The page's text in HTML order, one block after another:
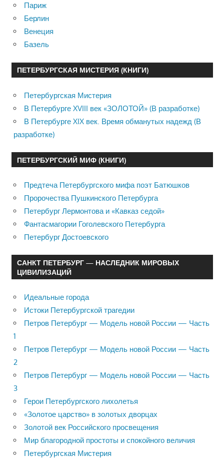
Париж
Берлин
Венеция
Базель
ПЕТЕРБУРГСКАЯ МИСТЕРИЯ (КНИГИ)
Петербургская Мистерия
В Петербурге XVIII век «ЗОЛОТОЙ» (В разработке)
В Петербурге XIX век. Время обманутых надежд (В
разработке)
ПЕТЕРБУРГСКИЙ МИФ (КНИГИ)
Предтеча Петербургского мифа поэт Батюшков
Пророчества Пушкинского Петербурга
Петербург Лермонтова и «Кавказ седой»
Фантасмагории Гоголевского Петербурга
Петербург Достоевского
САНКТ ПЕТЕРБУРГ — НАСЛЕДНИК МИРОВЫХ
ЦИВИЛИЗАЦИЙ
Идеальные города
Истоки Петербургской трагедии
Петров Петербург — Модель новой России — Часть
1
Петров Петербург — Модель новой России — Часть
2
Петров Петербург — Модель новой России — Часть
3
Герои Петербургского лихолетья
«Золотое царство» в золотых дворцах
Золотой век Российского просвещения
Мир благородной простоты и спокойного величия
Петербургская Мистерия